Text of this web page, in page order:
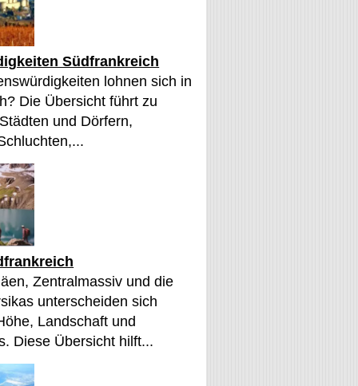
Südfrankreich
lohnen sich in
Die Übersicht führt zu
und Dörfern,
Zentralmassiv und die
unterscheiden sich
Landschaft und
Diese Übersicht hilft...